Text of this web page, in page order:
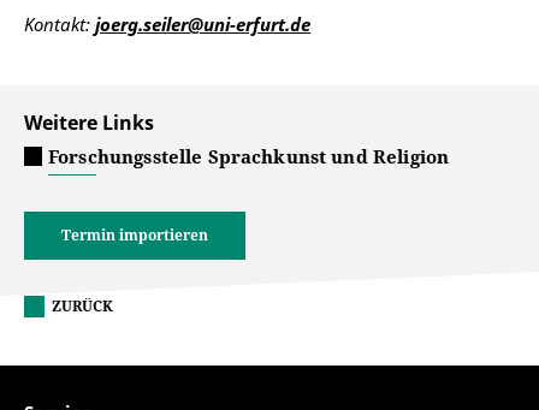
Kontakt: joerg.seiler@uni-erfurt.de
Weitere Links
Forschungsstelle Sprachkunst und Religion
Termin importieren
ZURÜCK